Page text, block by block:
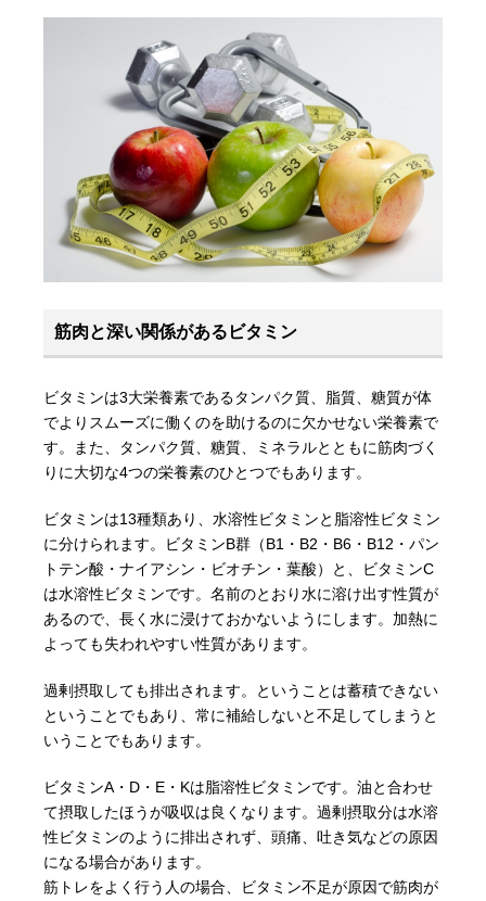
筋肉と深い関係があるビタミン
ビタミンは3大栄養素であるタンパク質、脂質、糖質が体
でよりスムーズに働くのを助けるのに欠かせない栄養素で
す。また、タンパク質、糖質、ミネラルとともに筋肉づく
りに大切な4つの栄養素のひとつでもあります。
ビタミンは13種類あり、水溶性ビタミンと脂溶性ビタミン
に分けられます。ビタミンB群（B1・B2・B6・B12・パン
トテン酸・ナイアシン・ビオチン・葉酸）と、ビタミンC
は水溶性ビタミンです。名前のとおり水に溶け出す性質が
あるので、長く水に浸けておかないようにします。加熱に
よっても失われやすい性質があります。
過剰摂取しても排出されます。ということは蓄積できない
ということでもあり、常に補給しないと不足してしまうと
いうことでもあります。
ビタミンA・D・E・Kは脂溶性ビタミンです。油と合わせ
て摂取したほうが吸収は良くなります。過剰摂取分は水溶
性ビタミンのように排出されず、頭痛、吐き気などの原因
になる場合があります。
筋トレをよく行う人の場合、ビタミン不足が原因で筋肉が